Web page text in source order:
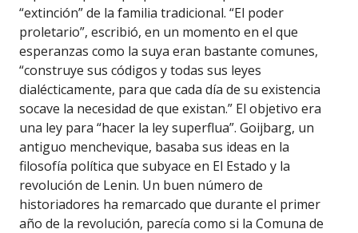
“extinción” de la familia tradicional. “El poder
proletario”, escribió, en un momento en el que
esperanzas como la suya eran bastante comunes,
“construye sus códigos y todas sus leyes
dialécticamente, para que cada día de su existencia
socave la necesidad de que existan.” El objetivo era
una ley para “hacer la ley superflua”. Goijbarg, un
antiguo menchevique, basaba sus ideas en la
filosofía política que subyace en El Estado y la
revolución de Lenin. Un buen número de
historiadores ha remarcado que durante el primer
año de la revolución, parecía como si la Comuna de